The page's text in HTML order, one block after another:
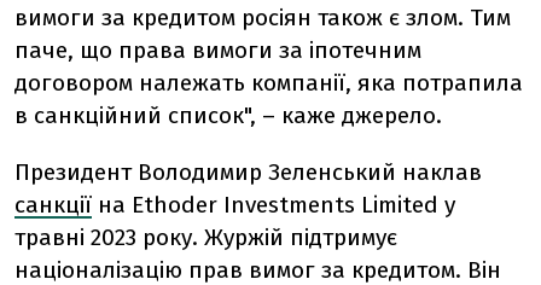
вимоги за кредитом росіян також є злом. Тим
паче, що права вимоги за іпотечним
договором належать компанії, яка потрапила
в санкційний список", – каже джерело.
Президент Володимир Зеленський наклав
санкції на Ethoder Investments Limited у
травні 2023 року. Журжій підтримує
націоналізацію прав вимог за кредитом. Він